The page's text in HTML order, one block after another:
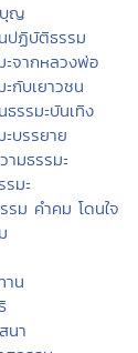
ญ
ปฏิบัติธรรม
ะจากหลวงพ่อ
ะกับเยาวชน
ธรรมะบันเทิง
ะบรรยาย
ามธรรมะ
รมะ
รม คำคม โดนใจ
น
นา